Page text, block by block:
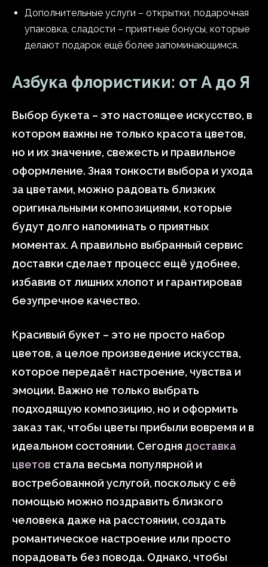
Дополнительные услуги – открытки, подарочная
упаковка, сладости – приятные бонусы, которые
делают подарок ещё более запоминающимся.
Азбука флористики: от А до Я
Выбор букета – это настоящее искусство, в
котором важны не только красота цветов,
но и их значение, свежесть и правильное
оформление. Зная тонкости выбора и ухода
за цветами, можно радовать близких
оригинальными композициями, которые
будут долго напоминать о приятных
моментах. А правильно выбранный сервис
доставки сделает процесс ещё удобнее,
избавив от лишних хлопот и гарантировав
безупречное качество.
Красивый букет – это не просто набор
цветов, а целое произведение искусства,
которое передаёт настроение, чувства и
эмоции. Важно не только выбрать
подходящую композицию, но и оформить
заказ так, чтобы цветы прибыли вовремя и в
идеальном состоянии. Сегодня доставка
цветов стала весьма популярной и
востребованной услугой, поскольку с её
помощью можно поздравить близкого
человека даже на расстоянии, создать
романтическое настроение или просто
порадовать без повода. Однако, чтобы